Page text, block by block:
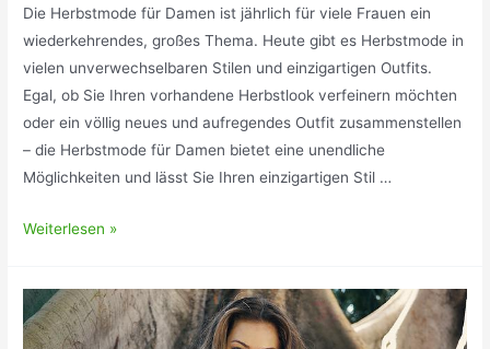
Die Herbstmode für Damen ist jährlich für viele Frauen ein
wiederkehrendes, großes Thema. Heute gibt es Herbstmode in
vielen unverwechselbaren Stilen und einzigartigen Outfits.
Egal, ob Sie Ihren vorhandene Herbstlook verfeinern möchten
oder ein völlig neues und aufregendes Outfit zusammenstellen
– die Herbstmode für Damen bietet eine unendliche
Möglichkeiten und lässt Sie Ihren einzigartigen Stil …
Herbstmode
stilvolle
Frau
Weiterlesen »